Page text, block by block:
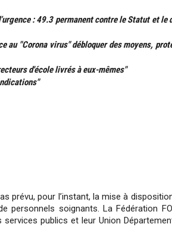
: 49.3 permanent contre le Statut et le
au "Corona virus" débloquer des moyens,
d'école livrés à eux-mêmes"
prévu, pour l’instant, la mise à
personnels soignants. La Fédération
publics et leur Union